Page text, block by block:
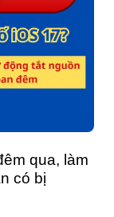
qua, làm
có bị